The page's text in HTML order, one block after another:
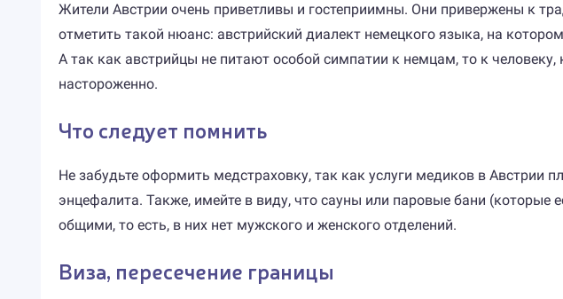
Жители Австрии очень приветливы и гостеприимны. Они привержены к
отметить такой нюанс: австрийский диалект немецкого языка, на
А так как австрийцы не питают особой симпатии к немцам, то к
настороженно.
Что следует помнить
Не забудьте оформить медстраховку, так как услуги медиков в Австрии
энцефалита. Также, имейте в виду, что сауны или паровые бани (которые
общими, то есть, в них нет мужского и женского отделений.
Виза, пересечение границы